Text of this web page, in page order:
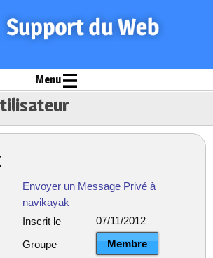
Menu
Envoyer un Message Privé à
navikayak
Inscrit le
07/11/2012
Groupe Membre